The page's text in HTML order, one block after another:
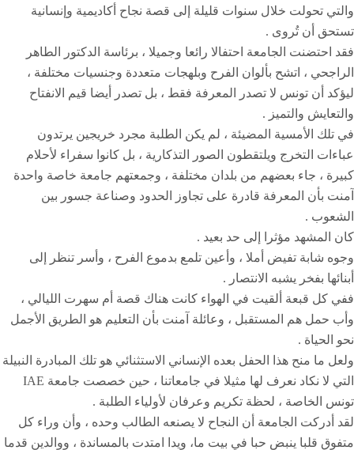
والتي تحولت خلال سنوات قليلة إلى قصة نجاح أكاديمية وإنسانية
تستحق أن تُروى .
فقد احتضنت الجامعة احتفالا رائعا وجميلا ، برئاسة الدكتور الطاهر
الراجحي ، اتشح بألوان الفرح وبلهجات متعددة وجنسيات مختلفة ،
ليؤكد أن تونس لا تصدر المعرفة فقط ، بل تصدر أيضا قيم الانفتاح
والتعايش والتميز .
في تلك الأمسية المضيئة ، لم يكن الطلبة مجرد خريجين يرتدون
عباءات التخرج ويلتقطون الصور التذكارية ، بل كانوا سفراء لأحلام
كبيرة ، جاء بعضهم من بلدان مختلفة ، وجمعتهم جامعة خاصة واحدة
آمنت بأن المعرفة قادرة على تجاوز الحدود وصناعة جسور بين
الشعوب .
كان المشهد مؤثرا إلى حد بعيد .
وجوه شابة تفيض أملا ، وأعين تلمع بدموع الفرح ، وأسر تنظر إلى
أبنائها بفخر يشبه الانتصار .
ففي كل قبعة ألقيت في الهواء كانت هناك قصة أم سهرت الليالي ،
وأب حمل هم المستقبل ، وعائلة آمنت بأن التعليم هو الطريق الأجمل
نحو الحياة .
ولعل ما منح هذا الحفل بعده الإنساني الاستثنائي هو تلك المبادرة النبيلة
التي لا نكاد نعرف لها مثيلا في جامعاتنا ، حين خصصت جامعة IAE
تونس الخاصة ، لحظة تكريم وعرفان لأولياء الطلبة .
لقد أدركت الجامعة أن النجاح لا يصنعه الطالب وحده ، وأن وراء كل
متفوق قلبا ينبض حبا في بيت ما، ويدا امتدت بالمساندة ، ووالدين قدما